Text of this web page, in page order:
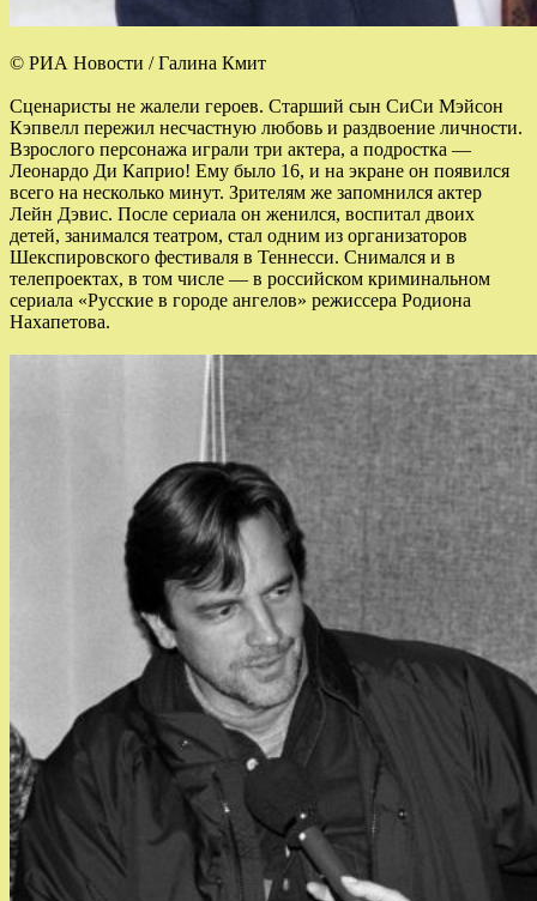
© РИА Новости / Галина Кмит
Сценаристы не жалели героев. Старший сын СиСи Мэйсон
Кэпвелл пережил несчастную любовь и раздвоение личности.
Взрослого персонажа играли три актера, а подростка —
Леонардо Ди Каприо! Ему было 16, и на экране он появился
всего на несколько минут. Зрителям же запомнился актер
Лейн Дэвис. После сериала он женился, воспитал двоих
детей, занимался театром, стал одним из организаторов
Шекспировского фестиваля в Теннесси. Снимался и в
телепроектах, в том числе — в российском криминальном
сериала «Русские в городе ангелов» режиссера Родиона
Нахапетова.